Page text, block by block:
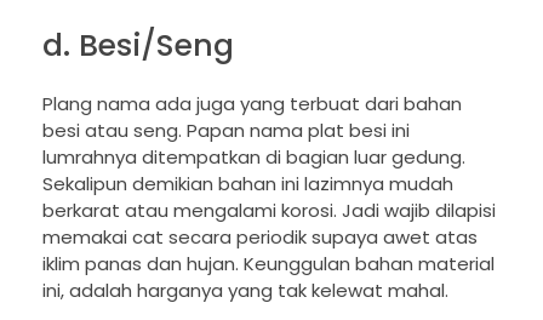
d. Besi/Seng
Plang nama ada juga yang terbuat dari bahan
besi atau seng. Papan nama plat besi ini
lumrahnya ditempatkan di bagian luar gedung.
Sekalipun demikian bahan ini lazimnya mudah
berkarat atau mengalami korosi. Jadi wajib dilapisi
memakai cat secara periodik supaya awet atas
iklim panas dan hujan. Keunggulan bahan material
ini, adalah harganya yang tak kelewat mahal.